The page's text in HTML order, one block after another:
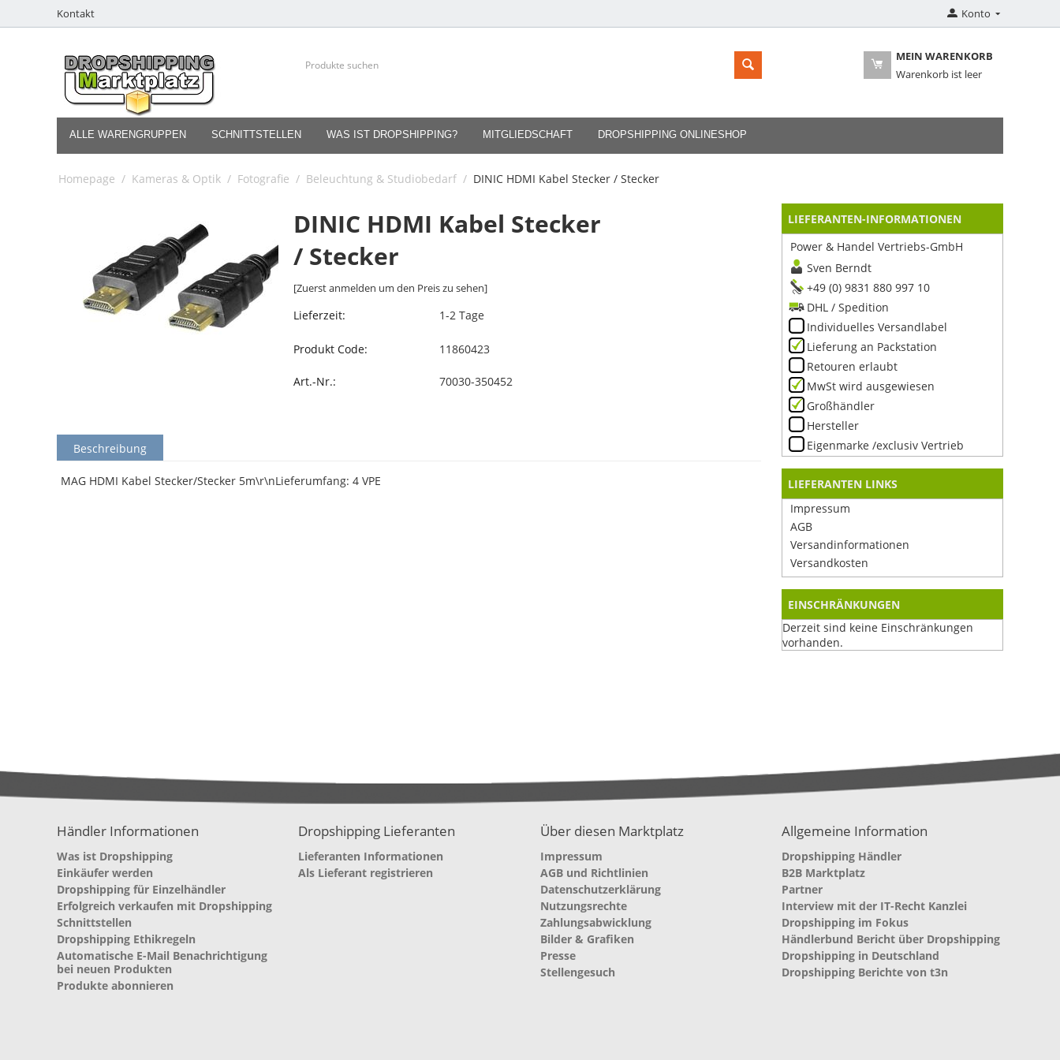
Kontakt Konto
MEIN WARENKORB
Warenkorb ist leer
ALLE WARENGRUPPEN SCHNITTSTELLEN WAS IST DROPSHIPPING? MITGLIEDSCHAFT DROPSHIPPING ONLINESHOP
Homepage / Kameras & Optik / Fotografie / Beleuchtung & Studiobedarf / DINIC HDMI Kabel Stecker / Stecker
DINIC HDMI Kabel Stecker
/ Stecker
[Zuerst anmelden um den Preis zu sehen]
Lieferzeit: 1-2 Tage
Produkt Code: 11860423
Art.-Nr.: 70030-350452
Beschreibung
MAG HDMI Kabel Stecker/Stecker 5m\r\nLieferumfang: 4 VPE
LIEFERANTEN-INFORMATIONEN
Power & Handel Vertriebs-GmbH
Sven Berndt
+49 (0) 9831 880 997 10
DHL / Spedition
Individuelles Versandlabel
Lieferung an Packstation
Retouren erlaubt
MwSt wird ausgewiesen
Großhändler
Hersteller
Eigenmarke /exclusiv Vertrieb
LIEFERANTEN LINKS
Impressum
AGB
Versandinformationen
Versandkosten
EINSCHRÄNKUNGEN
Derzeit sind keine Einschränkungen
vorhanden.
Händler Informationen
Was ist Dropshipping
Einkäufer werden
Dropshipping für Einzelhändler
Erfolgreich verkaufen mit Dropshipping
Schnittstellen
Dropshipping Ethikregeln
Automatische E-Mail Benachrichtigung
bei neuen Produkten
Produkte abonnieren
Dropshipping Lieferanten
Lieferanten Informationen
Als Lieferant registrieren
Über diesen Marktplatz
Impressum
AGB und Richtlinien
Datenschutzerklärung
Nutzungsrechte
Zahlungsabwicklung
Bilder & Grafiken
Presse
Stellengesuch
Allgemeine Information
Dropshipping Händler
B2B Marktplatz
Partner
Interview mit der IT-Recht Kanzlei
Dropshipping im Fokus
Händlerbund Bericht über Dropshipping
Dropshipping in Deutschland
Dropshipping Berichte von t3n